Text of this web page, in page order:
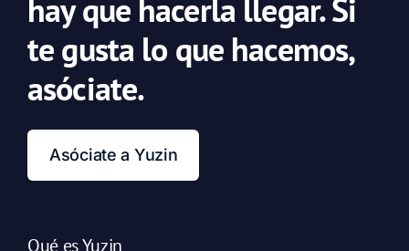
hay que hacerla llegar. Si
te gusta lo que hacemos,
asóciate.
Asóciate a Yuzin
Qué es Yuzin